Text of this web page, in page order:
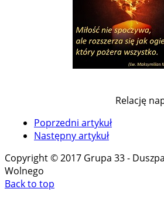
Relację
Poprzedni artykuł
Następny artykuł
Copyright © 2017 Grupa 33 -
Wolnego
Back to top